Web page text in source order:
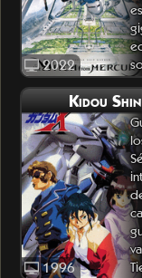
2022
Kidou
1996